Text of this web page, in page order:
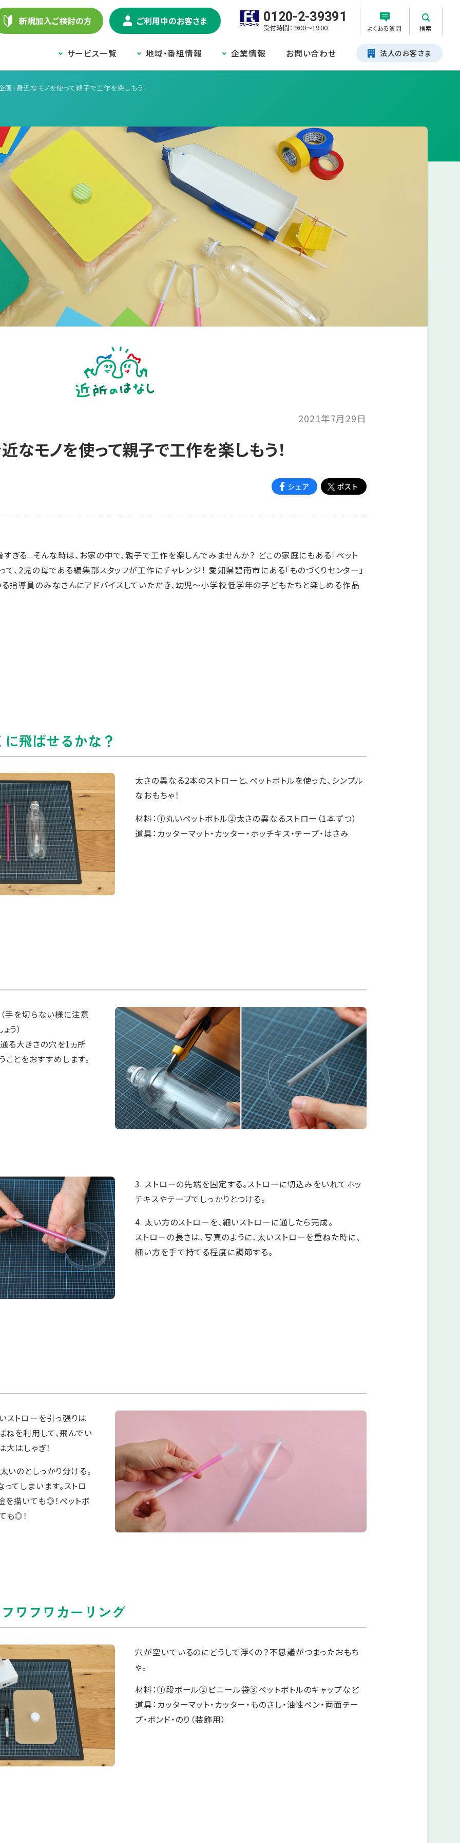
新規加入ご検討の方 ご利用中のお客さま 0120-2-39391
受付時間： 9:00～19:00 よくある質問 検索
サービス一覧 地域・番組情報 企業情報 お問い合わせ 法人のお客さま
！身近なモノを使って親子で工作を楽しもう！
2021年7月29日
なモノを使って親子で工作を楽しもう！
ぎる...そんな時は、お家の中で、親子で工作を楽しんでみませんか？ どこの家庭にもある「ペット
って、2児の母である編集部スタッフが工作にチャレンジ！ 愛知県碧南市にある「ものづくりセンター」
る指導員のみなさんにアドバイスしていただき、幼児～小学校低学年の子どもたちと楽しめる作品
飛ばせるかな？
太さの異なる2本のストローと、ペットボトルを使った、シンプル
なおもちゃ！
材料：①丸いペットボトル②太さの異なるストロー（1本ずつ）
道具：カッターマット・カッター・ホッチキス・テープ・はさみ
手を切らない様に注意
う）
る大きさの穴を1ヵ所
とをおすすめします。
3. ストローの先端を固定する。ストローに切込みをいれてホッ
チキスやテープでしっかりとつける。
4. 太い方のストローを、細いストローに通したら完成。
ストローの長さは、写真のように、太いストローを重ねた時に、
細い方を手で持てる程度に調節する。
ストローを引っ張りは
ねを利用して、飛んでい
はしゃぎ！
いのとしっかり分ける。
てしまいます。ストロ
を描いても◎！ペットボ
も◎！
ワフワカーリング
穴が空いているのにどうして浮くの？不思議がつまったおもち
ゃ。
材料：①段ボール②ビニール袋③ペットボトルのキャップなど
道具：カッターマット・カッター・ものさし・油性ペン・両面テー
プ・ボンド・のり（装飾用）